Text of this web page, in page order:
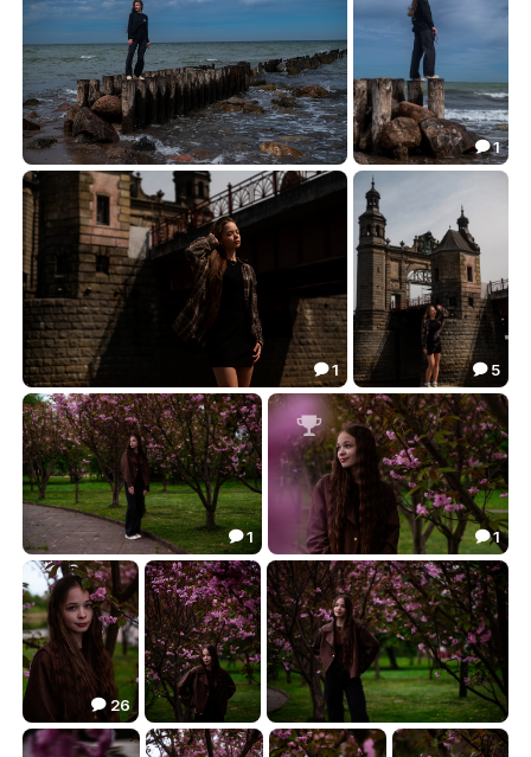
Ангелина Алексеевна
27.65
Лина

 1
Лина
28.63
 1
У моста королевы Луизы
26.95
 5
В саду сакуры
18.25
 1

геля в цветах сакуры
39.16
 1
Линуся
23.25
 26
В сакуре
19.09
Лина в саду цветущей сакуры
22.29